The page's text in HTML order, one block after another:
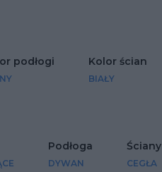
podłogi Kolor ścian
BIAŁY
Podłoga
DYWAN
Ściany
CEGŁA